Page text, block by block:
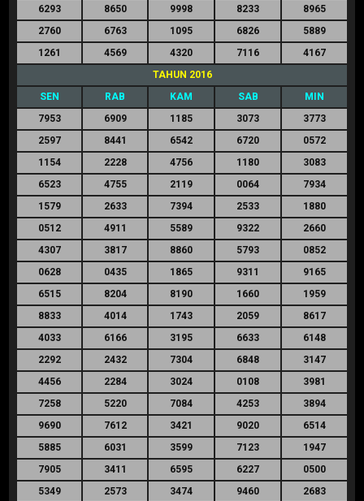
6293
8650 9998 8233
8965
2760
6763 1095 6826
5889
1261
4569 4320 7116
4167
TAHUN 2016
SEN
RAB KAM SAB
MIN
7953
6909 1185 3073
3773
2597
8441 6542 6720
0572
1154
2228 4756 1180
3083
6523
4755 2119 0064
7934
1579
2633 7394 2533
1880
0512
4911 5589 9322
2660
4307
3817 8860 5793
0852
0628
0435 1865 9311
9165
6515
8204 8190 1660
1959
8833
4014 1743 2059
8617
4033
6166 3195 6633
6148
2292
2432 7304 6848
3147
4456
2284 3024 0108
3981
7258
5220 7084 4253
3894
9690
7612 3421 9020
6514
5885
6031 3599 7123
1947
7905
3411 6595 6227
0500
5349
2573 3474 9460
2683